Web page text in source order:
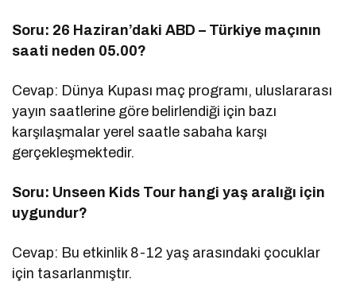
Soru: 26 Haziran’daki ABD – Türkiye maçının
saati neden 05.00?
Cevap: Dünya Kupası maç programı, uluslararası
yayın saatlerine göre belirlendiği için bazı
karşılaşmalar yerel saatle sabaha karşı
gerçekleşmektedir.
Soru: Unseen Kids Tour hangi yaş aralığı için
uygundur?
Cevap: Bu etkinlik 8-12 yaş arasındaki çocuklar
için tasarlanmıştır.